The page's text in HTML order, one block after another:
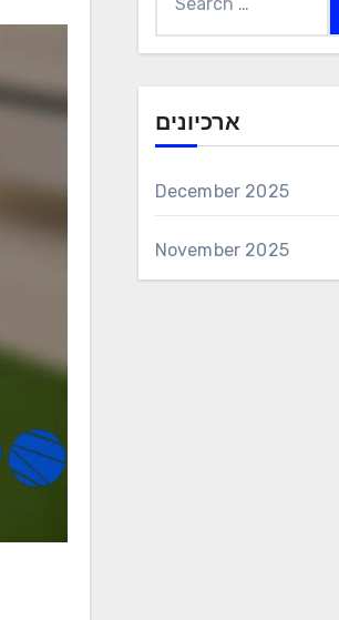
for:
ארכיונים
December 2025
November 2025